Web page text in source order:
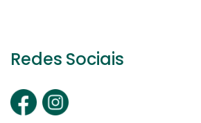
Redes Sociais